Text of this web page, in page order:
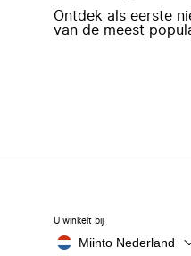
Ontdek als eerste
van de meest
U winkelt bij
Miinto Nederland